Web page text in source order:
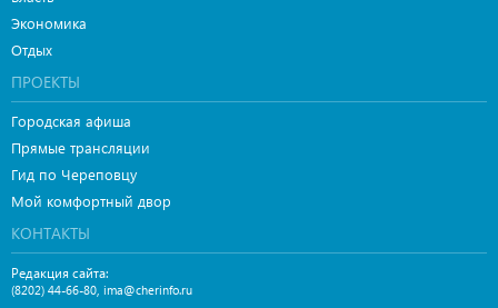
Экономика
Отдых
ПРОЕКТЫ
Городская афиша
Прямые трансляции
Гид по Череповцу
Мой комфортный двор
КОНТАКТЫ
Редакция сайта:
(8202) 44-66-80, ima@cherinfo.ru